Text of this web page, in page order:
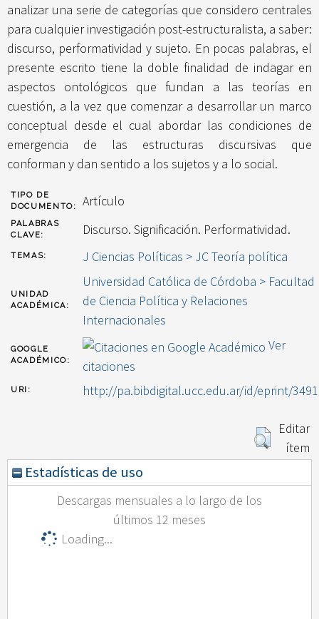
analizar una serie de categorías que considero centrales
para cualquier investigación post-estructuralista, a saber:
discurso, performatividad y sujeto. En pocas palabras, el
presente escrito tiene la doble finalidad de indagar en
aspectos ontológicos que fundan a las teorías en
cuestión, a la vez que comenzar a desarrollar un marco
conceptual desde el cual abordar las condiciones de
emergencia de las estructuras discursivas que
conforman y dan sentido a los sujetos y a lo social.
TIPO DE
DOCUMENTO:
Artículo
PALABRAS
CLAVE:
Discurso. Significación. Performatividad.
TEMAS: J Ciencias Políticas > JC Teoría política
UNIDAD
ACADÉMICA:
Universidad Católica de Córdoba > Facultad
de Ciencia Política y Relaciones
Internacionales
GOOGLE
ACADÉMICO:
Ver
citaciones
URI: http://pa.bibdigital.ucc.edu.ar/id/eprint/3491
Editar
ítem
Estadísticas de uso
Descargas mensuales a lo largo de los
últimos 12 meses
Loading...